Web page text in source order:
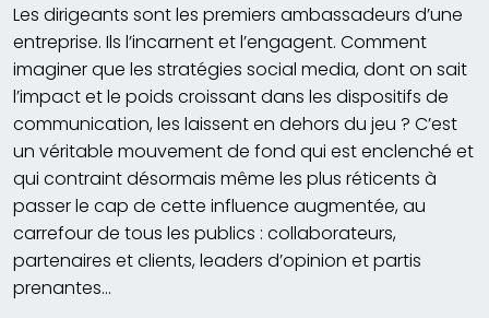
Les dirigeants sont les premiers ambassadeurs d’une
entreprise. Ils l’incarnent et l’engagent. Comment
imaginer que les stratégies social media, dont on sait
l’impact et le poids croissant dans les dispositifs de
communication, les laissent en dehors du jeu ? C’est
un véritable mouvement de fond qui est enclenché et
qui contraint désormais même les plus réticents à
passer le cap de cette influence augmentée, au
carrefour de tous les publics : collaborateurs,
partenaires et clients, leaders d’opinion et partis
prenantes…